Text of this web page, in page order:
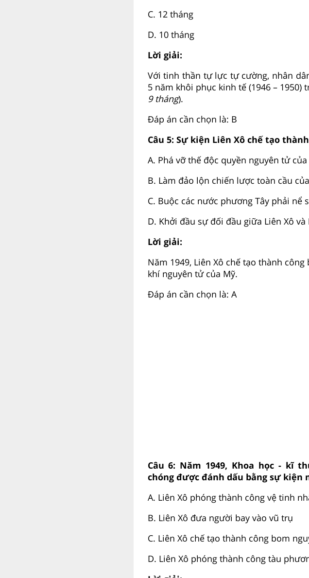
C. 12 tháng
D. 10 tháng
Lời giải:
Với tinh thần tự lực tự cường, nhân
5 năm khôi phục kinh tế (1946 – 1950)
9 tháng).
Đáp án cần chọn là: B
Câu 5: Sự kiện Liên Xô chế tạo
A. Phá vỡ thế độc quyền nguyên tử của
B. Làm đảo lộn chiến lược toàn cầu
C. Buộc các nước phương Tây phải nể
D. Khởi đầu sự đối đầu giữa Liên Xô và
Lời giải:
Năm 1949, Liên Xô chế tạo thành
khí nguyên tử của Mỹ.
Đáp án cần chọn là: A
Câu 6: Năm 1949, Khoa học - kĩ
chóng được đánh dấu bằng sự kiện
A. Liên Xô phóng thành công vệ tinh
B. Liên Xô đưa người bay vào vũ trụ
C. Liên Xô chế tạo thành công bom
D. Liên Xô phóng thành công tàu